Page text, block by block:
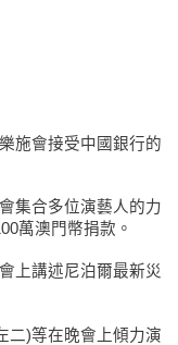
施會接受中國銀行的
集合多位演藝人的力
萬澳門幣捐款。
上講述尼泊爾最新災
二)等在晚會上傾力演